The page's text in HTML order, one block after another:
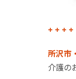
+ + +
所沢市
介護の